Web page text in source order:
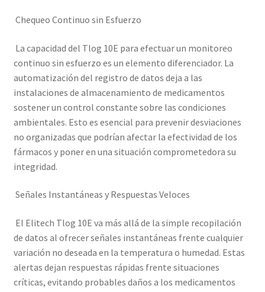
Chequeo Continuo sin Esfuerzo
La capacidad del Tlog 10E para efectuar un monitoreo
continuo sin esfuerzo es un elemento diferenciador. La
automatización del registro de datos deja a las
instalaciones de almacenamiento de medicamentos
sostener un control constante sobre las condiciones
ambientales. Esto es esencial para prevenir desviaciones
no organizadas que podrían afectar la efectividad de los
fármacos y poner en una situación comprometedora su
integridad.
Señales Instantáneas y Respuestas Veloces
El Elitech Tlog 10E va más allá de la simple recopilación
de datos al ofrecer señales instantáneas frente cualquier
variación no deseada en la temperatura o humedad. Estas
alertas dejan respuestas rápidas frente situaciones
críticas, evitando probables daños a los medicamentos